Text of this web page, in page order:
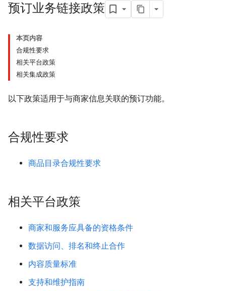
预订业务链接政策
本页内容
合规性要求
相关平台政策
相关集成政策
以下政策适用于与商家信息关联的预订功能。
合规性要求
商品目录合规性要求
相关平台政策
商家和服务应具备的资格条件
数据访问、排名和终止合作
内容质量标准
支持和维护指南